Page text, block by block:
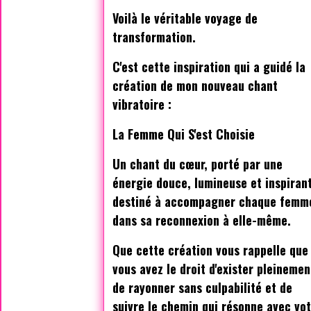
Voilà le véritable voyage de
transformation.
C'est cette inspiration qui a guidé la
création de mon nouveau chant
vibratoire :
La Femme Qui S'est Choisie
Un chant du cœur, porté par une
énergie douce, lumineuse et
destiné à accompagner chaque
dans sa reconnexion à elle-même.
Que cette création vous rappelle que
vous avez le droit d'exister
de rayonner sans culpabilité et de
suivre le chemin qui résonne avec